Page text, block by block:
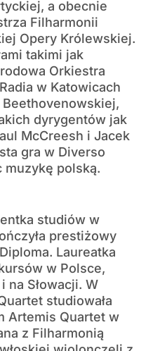
a obecnie
Filharmonii
Opery Królewskiej.
takimi jak
Orkiestra
w Katowicach
dyrygentów jak
McCreesh i Jacek
gra w Diverso
muzykę polską.
studiów w
prestiżowy
Laureatka
w Polsce,
Słowacji. W
studiowała
Artemis Quartet w
z Filharmonią